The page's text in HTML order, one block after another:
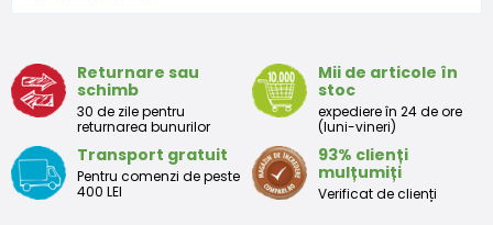
Returnare sau
schimb
30 de zile pentru
returnarea bunurilor
Mii de articole în
stoc
expediere în 24 de ore
(luni-vineri)
Transport gratuit
Pentru comenzi de peste
400 LEI
93% clienți
mulțumiți
Verificat de clienți